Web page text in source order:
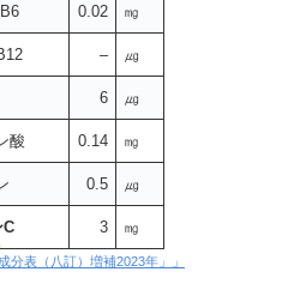
0.02 ㎎
– ㎍
6 ㎍
酸 0.14 ㎎
0.5 ㎍
C 3 ㎎
分表（八訂）増補2023年」」